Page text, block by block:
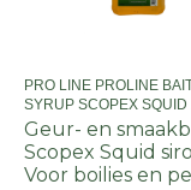
PRO LINE PROLINE
SYRUP SCOPEX
Geur- en
Scopex Squid
Voor boilies en